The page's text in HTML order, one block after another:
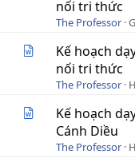
nối tri thức
The Professor
Kế hoạch
nối tri thức
The Professor
Kế hoạch
Cánh Diều
The Professor